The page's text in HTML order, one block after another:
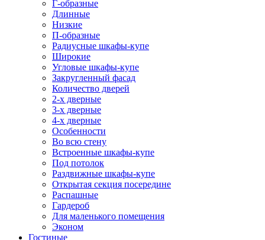
Г-образные
Длинные
Низкие
П-образные
Радиусные шкафы-купе
Широкие
Угловые шкафы-купе
Закругленный фасад
Количество дверей
2-х дверные
3-х дверные
4-х дверные
Особенности
Во всю стену
Встроенные шкафы-купе
Под потолок
Раздвижные шкафы-купе
Открытая секция посередине
Распашные
Гардероб
Для маленького помещения
Эконом
Гостиные